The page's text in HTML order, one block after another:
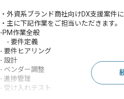
・外資系ブランド商社向けDX支援案件
・主に下記作業をご担当いただきます。
-PM作業全般
- 要件定義
- 要件ヒアリング
- 設計
- ベンダー調整
- 進捗管理
- 受け入れテスト